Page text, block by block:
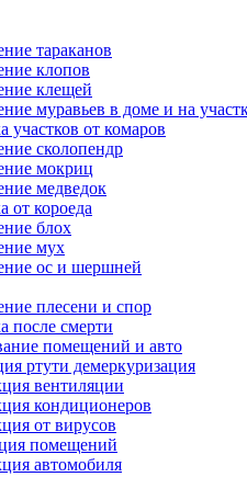
тараканов
клопов
клещей
муравьев в доме и на
участков от комаров
сколопендр
мокриц
медведок
от короеда
блох
мух
ос и шершней
плесени и спор
после смерти
помещений и авто
ртути демеркуризация
вентиляции
кондиционеров
от вирусов
помещений
автомобиля